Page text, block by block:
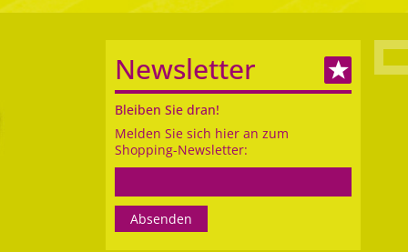
Newsletter
Bleiben Sie dran!
Melden Sie sich hier an zum
Shopping-Newsletter: